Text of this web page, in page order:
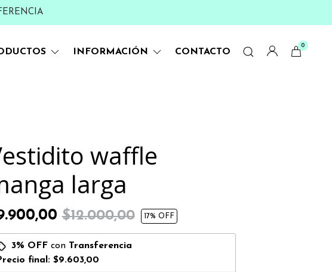
INFORMACIÓN CONTACTO
0
waffle
larga
$12.000,00 17% OFF
3% OFFcon Transferencia
final: $9.603,00